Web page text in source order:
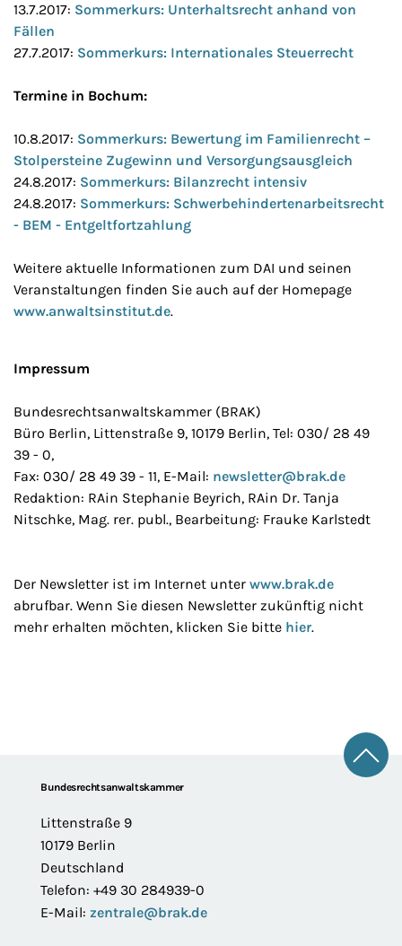
13.7.2017: Sommerkurs: Unterhaltsrecht anhand von
Fällen
27.7.2017: Sommerkurs: Internationales Steuerrecht
Termine in Bochum:
10.8.2017: Sommerkurs: Bewertung im Familienrecht –
Stolpersteine Zugewinn und Versorgungsausgleich
24.8.2017: Sommerkurs: Bilanzrecht intensiv
24.8.2017: Sommerkurs: Schwerbehindertenarbeitsrecht
- BEM - Entgeltfortzahlung
Weitere aktuelle Informationen zum DAI und seinen
Veranstaltungen finden Sie auch auf der Homepage
www.anwaltsinstitut.de.
Impressum
Bundesrechtsanwaltskammer (BRAK)
Büro Berlin, Littenstraße 9, 10179 Berlin, Tel: 030/ 28 49
39 - 0,
Fax: 030/ 28 49 39 - 11, E-Mail: newsletter@brak.de
Redaktion: RAin Stephanie Beyrich, RAin Dr. Tanja
Nitschke, Mag. rer. publ., Bearbeitung: Frauke Karlstedt
Der Newsletter ist im Internet unter www.brak.de
abrufbar. Wenn Sie diesen Newsletter zukünftig nicht
mehr erhalten möchten, klicken Sie bitte hier.
FooterBundesrechtsanwaltskammer
Littenstraße 9
10179 Berlin
Deutschland
Telefon: +49 30 284939-0
E-Mail: zentrale@brak.de